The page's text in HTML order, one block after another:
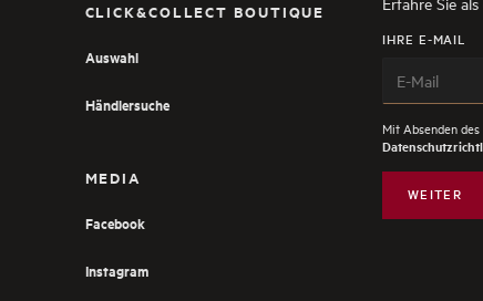
CLICK&COLLECT BOUTIQUE
Auswahl
Händlersuche
MEDIA
Facebook
Instagram
IHRE E-MAIL
Mit Absenden
WEITER